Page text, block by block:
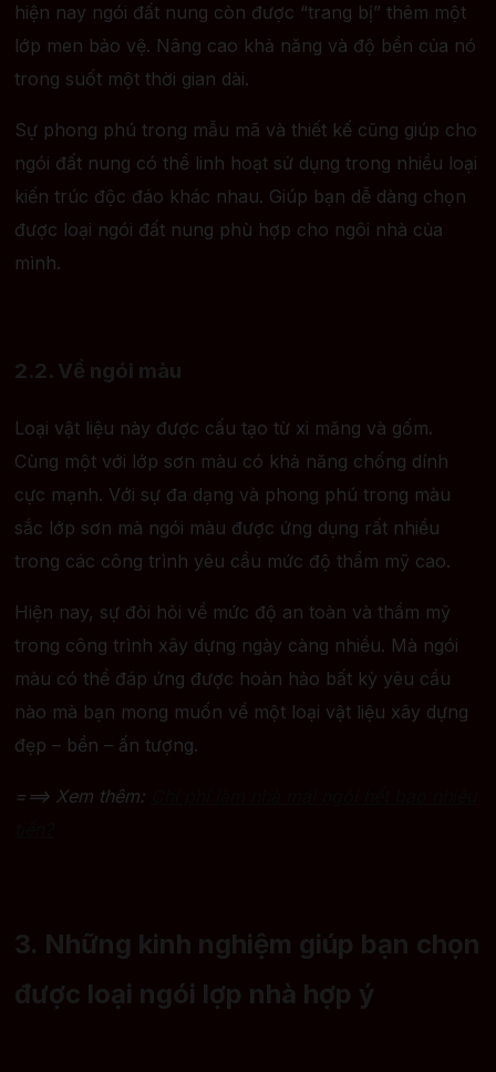
hiện nay ngói đất nung còn được “trang bị” thêm một
lớp men bảo vệ. Nâng cao khả năng và độ bền của nó
trong suốt một thời gian dài.
Sự phong phú trong mẫu mã và thiết kế cũng giúp cho
ngói đất nung có thể linh hoạt sử dụng trong nhiều loại
kiến trúc độc đáo khác nhau. Giúp bạn dễ dàng chọn
được loại ngói đất nung phù hợp cho ngôi nhà của
mình.
2.2. Về ngói màu
Loại vật liệu này được cấu tạo từ xi măng và gốm.
Cùng một với lớp sơn màu có khả năng chống dính
cực mạnh. Với sự đa dạng và phong phú trong màu
sắc lớp sơn mà ngói màu được ứng dụng rất nhiều
trong các công trình yêu cầu mức độ thẩm mỹ cao.
Hiện nay, sự đòi hỏi về mức độ an toàn và thẩm mỹ
trong công trình xây dựng ngày càng nhiều. Mà ngói
màu có thể đáp ứng được hoàn hảo bất kỳ yêu cầu
nào mà bạn mong muốn về một loại vật liệu xây dựng
đẹp – bền – ấn tượng.
===> Xem thêm:
3. Những kinh nghiệm giúp bạn chọn
được loại ngói lợp nhà hợp ý